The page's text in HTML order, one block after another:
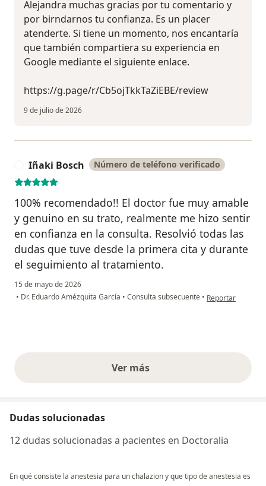
Alejandra muchas gracias por tu comentario y
por birndarnos tu confianza. Es un placer
atenderte. Si tiene un momento, nos encantaría
que también compartiera su experiencia en
Google mediante el siguiente enlace.
https://g.page/r/Cb5ojTkkTaZiEBE/review
9 de julio de 2026
Iñaki Bosch Número de teléfono verificado
100% recomendado!! El doctor fue muy amable
y genuino en su trato, realmente me hizo sentir
en confianza en la consulta. Resolvió todas las
dudas que tuve desde la primera cita y durante
el seguimiento al tratamiento.
15 de mayo de 2026
• Dr. Eduardo Amézquita García • Consulta subsecuente • en opinión del
Reportar
Ver másopiniones anteriores
Dudas solucionadas
12 dudas solucionadas a pacientes en Doctoralia
En qué consiste la anestesia para un chalazion y que tipo de anestesia es